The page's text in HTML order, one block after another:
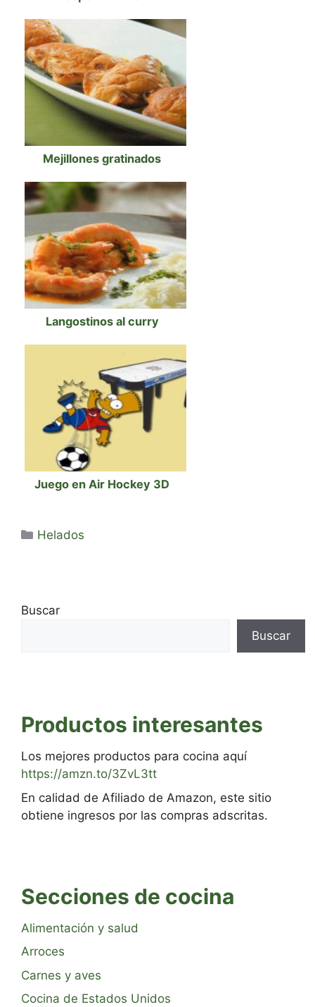
Mejillones gratinados
Langostinos al curry
Juego en Air Hockey 3D
Categorías
Helados
Buscar
Buscar
Productos interesantes
Los mejores productos para cocina aquí
https://amzn.to/3ZvL3tt
En calidad de Afiliado de Amazon, este sitio
obtiene ingresos por las compras adscritas.
Secciones de cocina
Alimentación y salud
Arroces
Carnes y aves
Cocina de Estados Unidos